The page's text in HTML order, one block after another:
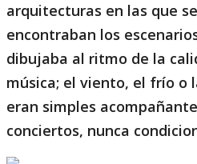
arquitecturas en las que se
encontraban los
dibujaba al ritmo de la
música; el viento, el frío o
eran simples
conciertos, nunca